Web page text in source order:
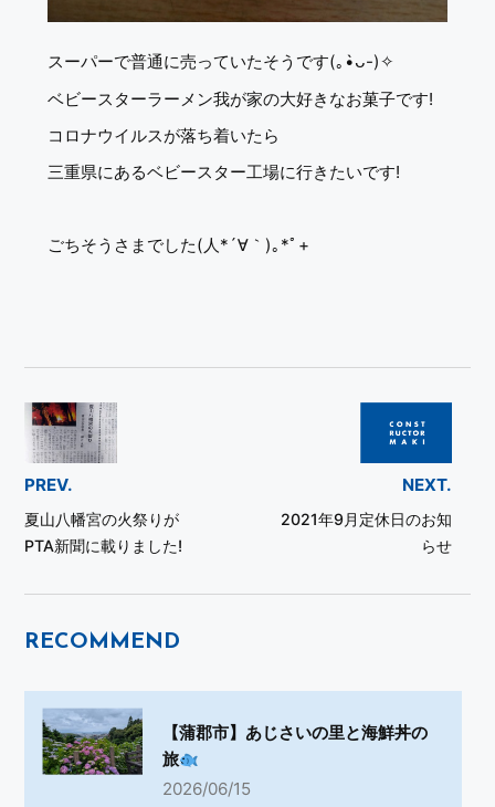
スーパーで普通に売っていたそうです(｡•̀ᴗ-)✧
ベビースターラーメン我が家の大好きなお菓子です!
コロナウイルスが落ち着いたら
三重県にあるベビースター工場に行きたいです!
ごちそうさまでした(人*´∀｀)｡*ﾟ+
PREV.
夏山八幡宮の火祭りが
PTA新聞に載りました!
NEXT.
2021年9月定休日のお知
らせ
RECOMMEND
【蒲郡市】あじさいの里と海鮮丼の
旅
2026/06/15